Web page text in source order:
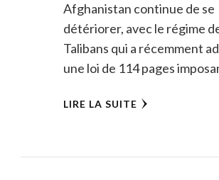
Afghanistan continue de se
détériorer, avec le régime
Talibans qui a récemment
une loi de 114 pages
LIRE LA SUITE